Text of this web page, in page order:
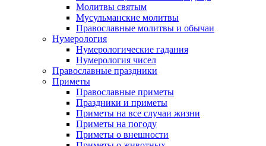
Молитвы святым
Мусульманские молитвы
Православные молитвы и обычаи
Нумерология
Нумерологические гадания
Нумерология чисел
Православные праздники
Приметы
Православные приметы
Праздники и приметы
Приметы на все случаи жизни
Приметы на погоду
Приметы о внешности